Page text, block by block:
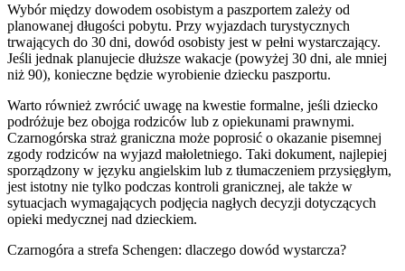
Wybór między dowodem osobistym a paszportem zależy od
planowanej długości pobytu. Przy wyjazdach turystycznych
trwających do 30 dni, dowód osobisty jest w pełni wystarczający.
Jeśli jednak planujecie dłuższe wakacje (powyżej 30 dni, ale mniej
niż 90), konieczne będzie wyrobienie dziecku paszportu.
Warto również zwrócić uwagę na kwestie formalne, jeśli dziecko
podróżuje bez obojga rodziców lub z opiekunami prawnymi.
Czarnogórska straż graniczna może poprosić o okazanie pisemnej
zgody rodziców na wyjazd małoletniego. Taki dokument, najlepiej
sporządzony w języku angielskim lub z tłumaczeniem przysięgłym,
jest istotny nie tylko podczas kontroli granicznej, ale także w
sytuacjach wymagających podjęcia nagłych decyzji dotyczących
opieki medycznej nad dzieckiem.
Czarnogóra a strefa Schengen: dlaczego dowód wystarcza?